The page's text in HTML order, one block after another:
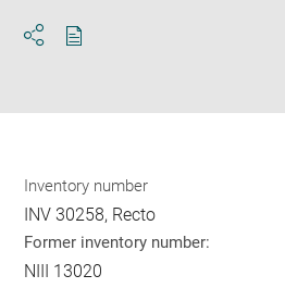
Inventory number
INV 30258, Recto
Former inventory number:
NIII 13020